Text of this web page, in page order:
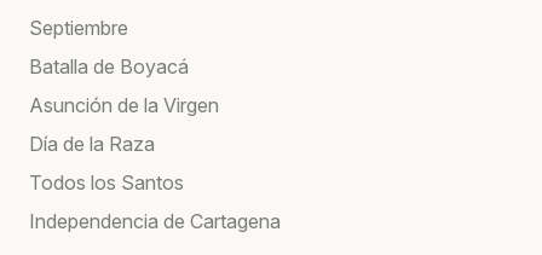
Septiembre
Batalla de Boyacá
Asunción de la Virgen
Día de la Raza
Todos los Santos
Independencia de Cartagena